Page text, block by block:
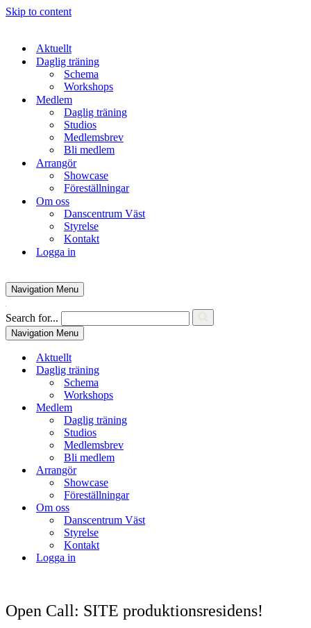
Skip to content
Aktuellt
Daglig träning
Schema
Workshops
Medlem
Daglig träning
Studios
Medlemsbrev
Bli medlem
Arrangör
Showcase
Föreställningar
Om oss
Danscentrum Väst
Styrelse
Kontakt
Logga in
Navigation Menu
Search for...
Navigation Menu
Aktuellt
Daglig träning
Schema
Workshops
Medlem
Daglig träning
Studios
Medlemsbrev
Bli medlem
Arrangör
Showcase
Föreställningar
Om oss
Danscentrum Väst
Styrelse
Kontakt
Logga in
Open Call: SITE produktionsresidens!